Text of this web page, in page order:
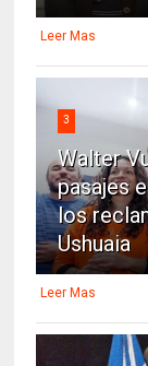
Leer Mas
3
Walter
pasajes
los
Ushuaia
Leer Mas